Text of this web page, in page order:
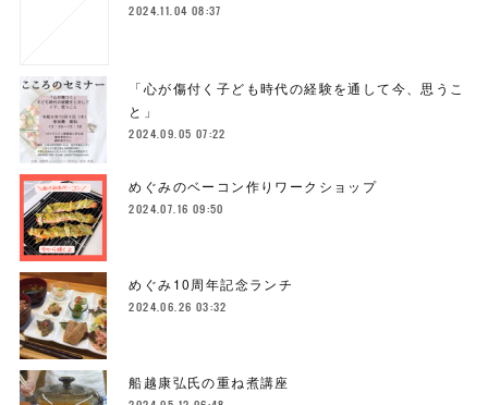
2024.11.04 08:37
「心が傷付く子ども時代の経験を通して今、思うこ
と」
2024.09.05 07:22
めぐみのベーコン作りワークショップ
2024.07.16 09:50
めぐみ10周年記念ランチ
2024.06.26 03:32
船越康弘氏の重ね煮講座